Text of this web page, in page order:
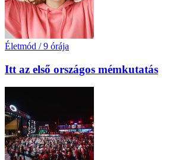
Életmód / 9 órája
Itt az első országos mémkutatás